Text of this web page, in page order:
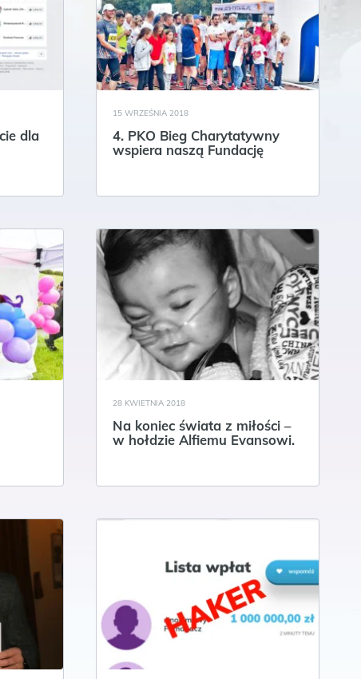
dla
15 WRZEŚNIA 2018
4. PKO Bieg Charytatywny
wspiera naszą Fundację
28 KWIETNIA 2018
Na koniec świata z miłości –
w hołdzie Alfiemu Evansowi.